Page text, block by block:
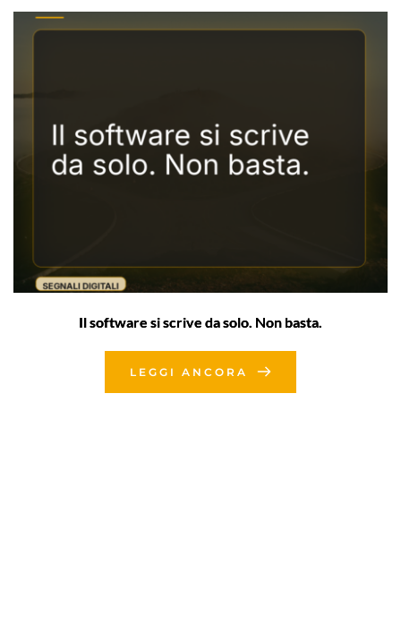
Il software si scrive da solo. Non basta.
LEGGI ANCORA